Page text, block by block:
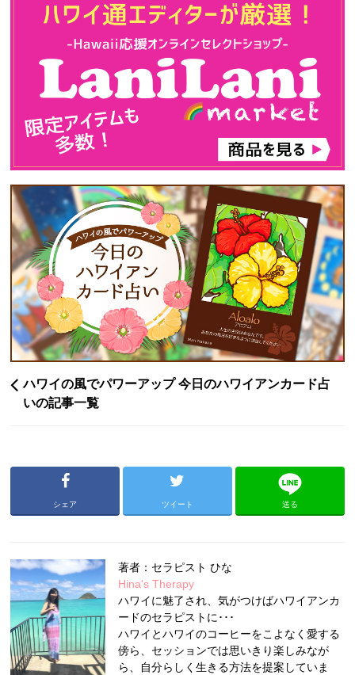
ハワイの風でパワーアップ 今日のハワイアンカード占
いの記事一覧
シェア ツイート 送る
著者：セラピスト ひな
Hina's Therapy
ハワイに魅了され、気がつけばハワイアンカ
ードのセラピストに･･･
ハワイとハワイのコーヒーをこよなく愛する
傍ら、セッションでは思いきり楽しみなが
ら、自分らしく生きる方法を提案していま